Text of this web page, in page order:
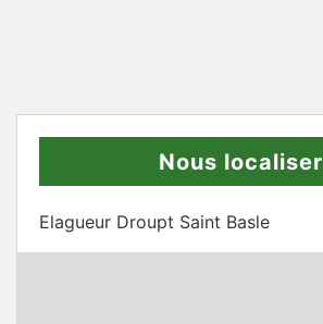
Nous localiser
Elagueur Droupt Saint Basle